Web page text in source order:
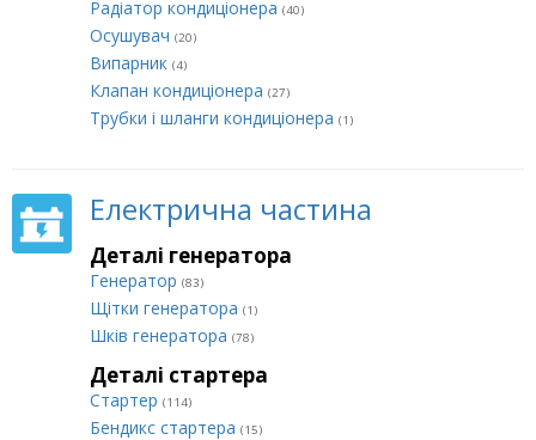
Радіатор кондиціонера (40)
Осушувач (20)
Випарник (4)
Клапан кондиціонера (27)
Трубки і шланги кондиціонера (1)
Електрична частина
Деталі генератора
Генератор (83)
Щітки генератора (1)
Шків генератора (78)
Деталі стартера
Стартер (114)
Бендикс стартера (15)